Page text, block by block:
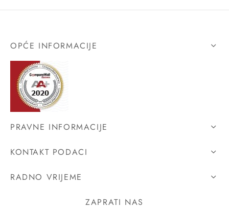
OPĆE INFORMACIJE
PRAVNE INFORMACIJE
KONTAKT PODACI
RADNO VRIJEME
ZAPRATI NAS